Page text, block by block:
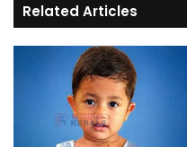
Related Articles